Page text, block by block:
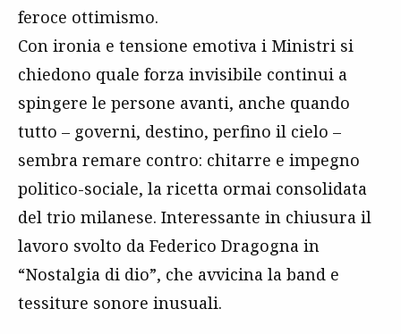
feroce ottimismo.
Con ironia e tensione emotiva i Ministri si
chiedono quale forza invisibile continui a
spingere le persone avanti, anche quando
tutto – governi, destino, perfino il cielo –
sembra remare contro: chitarre e impegno
politico-sociale, la ricetta ormai consolidata
del trio milanese. Interessante in chiusura il
lavoro svolto da Federico Dragogna in
“Nostalgia di dio”, che avvicina la band e
tessiture sonore inusuali.